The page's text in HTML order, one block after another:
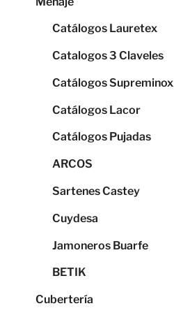
Catálogos Lauretex
Catalogos 3 Claveles
Catálogos Supreminox
Catálogos Lacor
Catálogos Pujadas
ARCOS
Sartenes Castey
Cuydesa
Jamoneros Buarfe
BETIK
Cubertería